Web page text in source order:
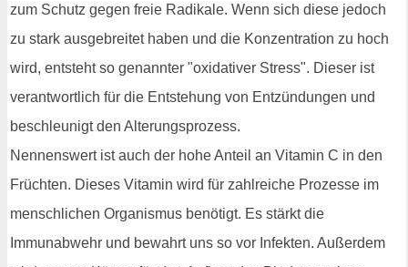
zum Schutz gegen freie Radikale. Wenn sich diese jedoch
zu stark ausgebreitet haben und die Konzentration zu hoch
wird, entsteht so genannter "oxidativer Stress". Dieser ist
verantwortlich für die Entstehung von Entzündungen und
beschleunigt den Alterungsprozess.
Nennenswert ist auch der hohe Anteil an Vitamin C in den
Früchten. Dieses Vitamin wird für zahlreiche Prozesse im
menschlichen Organismus benötigt. Es stärkt die
Immunabwehr und bewahrt uns so vor Infekten. Außerdem